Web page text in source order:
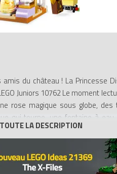
du château ! La Princesse
Juniors 10762 Le moment
rose magique sous globe,
qui tourne, une fontaine à
inclut un guide simple pour
mini-poupée, des figurines
figurine à construire de Big Ben,